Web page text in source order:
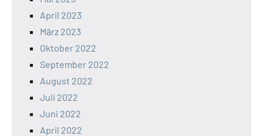
April 2023
März 2023
Oktober 2022
September 2022
August 2022
Juli 2022
Juni 2022
April 2022